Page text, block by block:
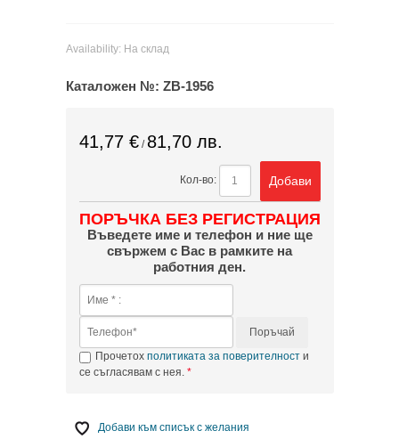
Availability: На склад
Каталожен №: ZB-1956
41,77 €/ 81,70 лв.
Кол-во: Добави
ПОРЪЧКА БЕЗ РЕГИСТРАЦИЯ
Въведете име и телефон и ние ще
свържем с Вас в рамките на
работния ден.
Поръчай
Прочетох политиката за поверителности
се съгласявам с нея.
Добави към списък с желания